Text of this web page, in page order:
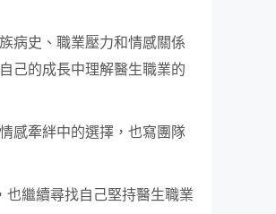
病史、職業壓力和情感關係
己的成長中理解醫生職業的
感牽絆中的選擇，也寫團隊
也繼續尋找自己堅持醫生職業